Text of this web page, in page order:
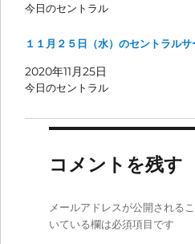
今日のセントラル
１１月２５日（水）のセントラルサ
2020年11月25日
今日のセントラル
コメントを残す
メールアドレスが公開される
いている欄は必須項目です